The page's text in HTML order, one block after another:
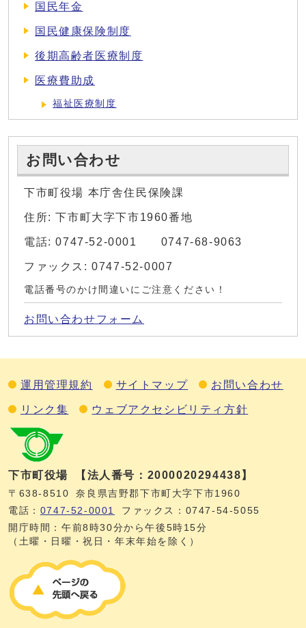
国民年金
国民健康保険制度
後期高齢者医療制度
医療費助成
福祉医療制度
お問い合わせ
下市町役場 本庁舎住民保険課
住所: 下市町大字下市1960番地
電話: 0747-52-0001 0747-68-9063
ファックス: 0747-52-0007
電話番号のかけ間違いにご注意ください！
お問い合わせフォーム
運用管理規約 サイトマップ お問い合わせ
リンク集 ウェブアクセシビリティ方針
下市町役場 【法人番号：2000020294438】
〒638-8510
奈良県吉野郡下市町大字下市1960
電話： 0747‐52‐0001
ファックス：0747‐54‐5055
開庁時間：午前8時30分から午後5時15分
（土曜・日曜・祝日・年末年始を除く）